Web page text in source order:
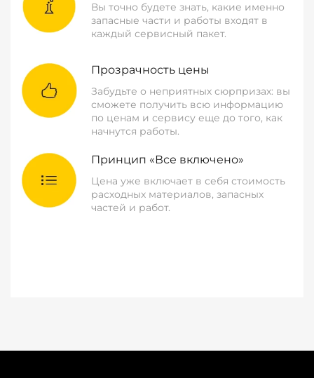
Вы точно будете знать, какие именно
запасные части и работы входят в
каждый сервисный пакет.
Прозрачность цены
Забудьте о неприятных сюрпризах: вы
сможете получить всю информацию
по ценам и сервису еще до того, как
начнутся работы.
Принцип «Все включено»
Цена уже включает в себя стоимость
расходных материалов, запасных
частей и работ.